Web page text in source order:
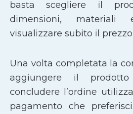
basta scegliere il
dimensioni,
visualizzare subito il
Una volta completata la
aggiungere il
concludere l’ordine
pagamento che